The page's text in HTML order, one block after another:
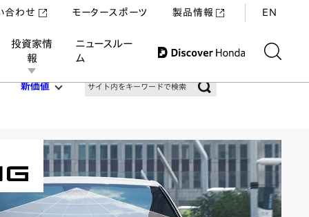
投資家情
報
ニュースルー
ム
合わせ モータースポーツ 製品情報 EN
新価値